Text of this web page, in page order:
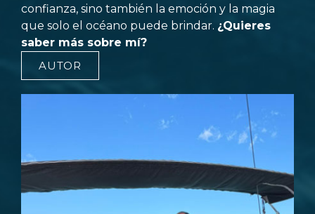
confianza, sino también la emoción y la magia
que solo el océano puede brindar. ¿Quieres
saber más sobre mí?
AUTOR